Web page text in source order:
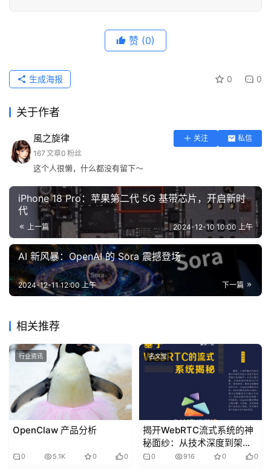
赞 (0)
0 0
生成海报
关于作者
風之旋律 关注
私信
167 文章0 粉丝
这个人很懒，什么都没有留下～
iPhone 18 Pro：苹果第二代 5G 基带芯片，开启新时
代
上一篇 2024-12-10 10:00 上午
AI 新风暴：OpenAI 的 Sora 震撼登场
下一篇
2024-12-11 12:00 上午
相关推荐
行业资讯
OpenClaw 产品分析
0 5.1K 0 0
名文堂
揭开WebRTC流式系统的神
秘面纱：从技术深度到架构
创新
0 916 0 0